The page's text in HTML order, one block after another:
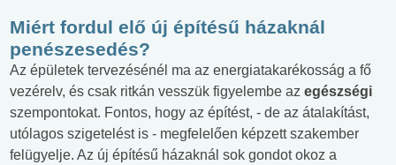
Miért fordul elő új építésű házaknál
penészesedés?
Az épületek tervezésénél ma az energiatakarékosság a fő
vezérelv, és csak ritkán vesszük figyelembe az egészségi
szempontokat. Fontos, hogy az építést, - de az átalakítást,
utólagos szigetelést is - megfelelően képzett szakember
felügyelje. Az új építésű házaknál sok gondot okoz a